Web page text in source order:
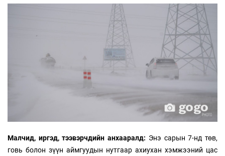
Малчид, иргэд, тээвэрчдийн анхааралд: Энэ сарын 7-нд төв,
говь болон зүүн аймгуудын нутгаар ахиухан хэмжээний цас